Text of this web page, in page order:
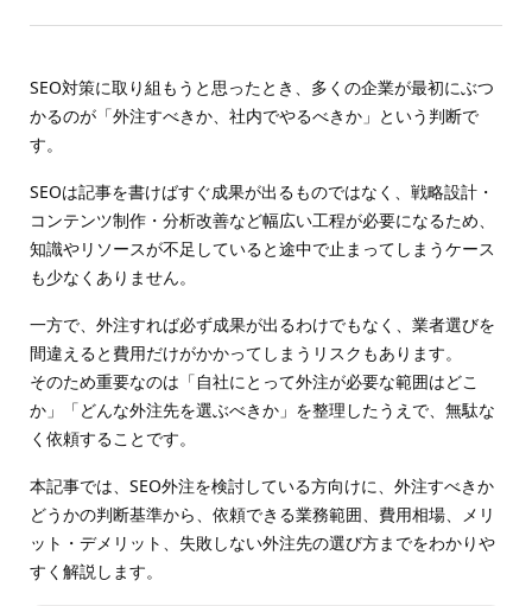
SEO対策に取り組もうと思ったとき、多くの企業が最初にぶつ
かるのが「外注すべきか、社内でやるべきか」という判断で
す。
SEOは記事を書けばすぐ成果が出るものではなく、戦略設計・
コンテンツ制作・分析改善など幅広い工程が必要になるため、
知識やリソースが不足していると途中で止まってしまうケース
も少なくありません。
一方で、外注すれば必ず成果が出るわけでもなく、業者選びを
間違えると費用だけがかかってしまうリスクもあります。
そのため重要なのは「自社にとって外注が必要な範囲はどこ
か」「どんな外注先を選ぶべきか」を整理したうえで、無駄な
く依頼することです。
本記事では、SEO外注を検討している方向けに、外注すべきか
どうかの判断基準から、依頼できる業務範囲、費用相場、メリ
ット・デメリット、失敗しない外注先の選び方までをわかりや
すく解説します。